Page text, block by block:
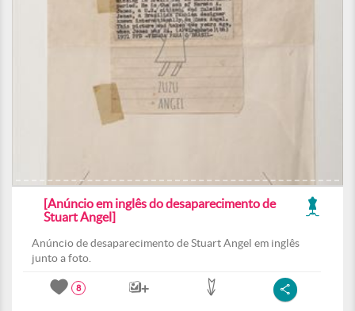
[Anúncio em inglês do desaparecimento de
Stuart Angel]
Anúncio de desaparecimento de Stuart Angel em inglês
junto a foto.
8